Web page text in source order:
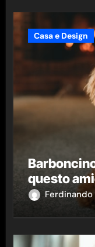
Casa e Design
questo